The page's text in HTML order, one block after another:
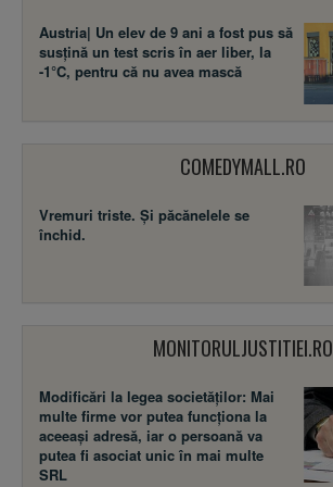
Austria| Un elev de 9 ani a fost pus să
susţină un test scris în aer liber, la
-1°C, pentru că nu avea mască
COMEDYMALL.RO
Vremuri triste. Şi păcănelele se
închid.
MONITORULJUSTITIEI.RO
Modificări la legea societăţilor: Mai
multe firme vor putea funcţiona la
aceeaşi adresă, iar o persoană va
putea fi asociat unic în mai multe
SRL